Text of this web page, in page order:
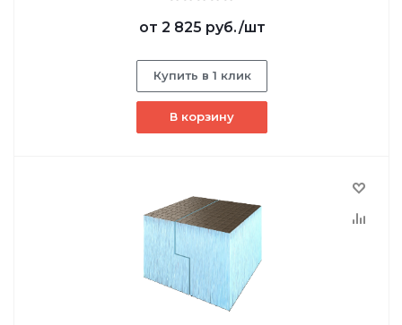
от 2 825 руб./шт
Купить в 1 клик
В корзину